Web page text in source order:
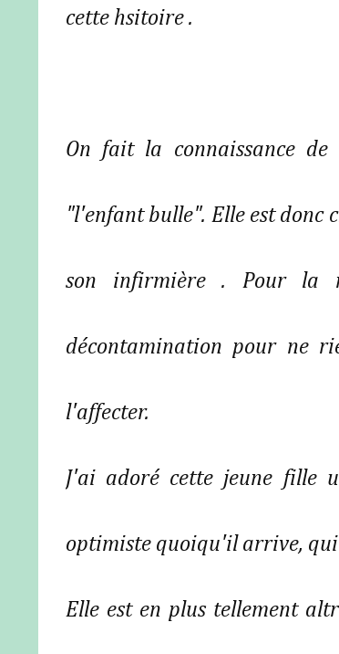
cette hsitoire .
On fait la connaissance
"l'enfant bulle". Elle est donc
son infirmière . Pour la
décontamination pour ne
l'affecter.
J'ai adoré cette jeune fille
optimiste quoiqu'il arrive, qui
Elle est en plus tellement